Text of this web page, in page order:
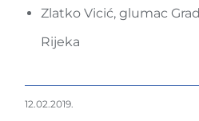
Zlatko Vicić, glumac
Rijeka
12.02.2019.